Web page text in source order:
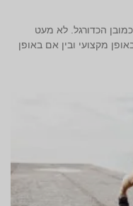
הכדורגל. לא מעט
מקצועי ובין אם באופן